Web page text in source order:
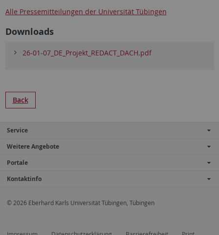
Alle Pressemitteilungen der Universität Tübingen
Downloads
26-01-07_DE_Projekt_REDACT_DACH.pdf
Back
Service
Weitere Angebote
Portale
Kontaktinfo
© 2026 Eberhard Karls Universität Tübingen, Tübingen